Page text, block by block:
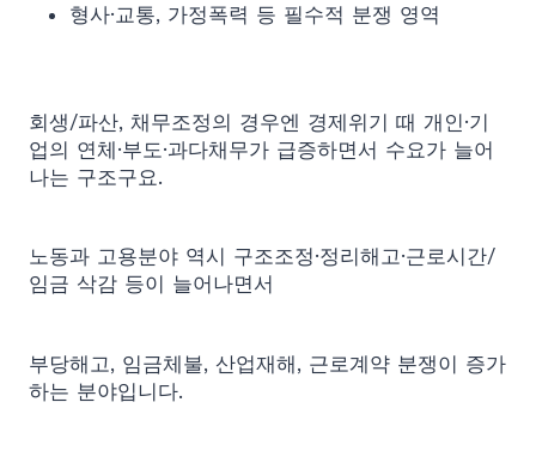
형사·교통, 가정폭력 등 필수적 분쟁 영역
회생/파산, 채무조정의 경우엔 경제위기 때 개인·기
업의 연체·부도·과다채무가 급증하면서 수요가 늘어
나는 구조구요.
노동과 고용분야 역시 구조조정·정리해고·근로시간/
임금 삭감 등이 늘어나면서
부당해고, 임금체불, 산업재해, 근로계약 분쟁이 증가
하는 분야입니다.